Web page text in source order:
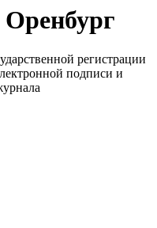
регистрации
подписи и